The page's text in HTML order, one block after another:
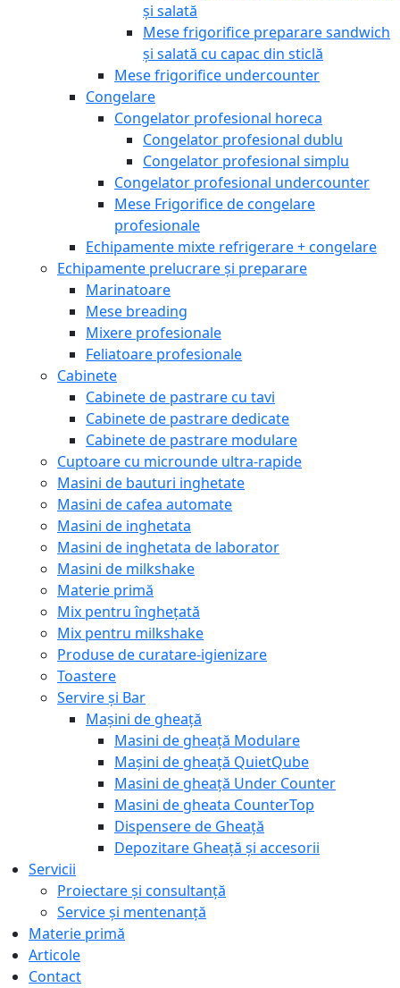
și salată
Mese frigorifice preparare sandwich
și salată cu capac din sticlă
Mese frigorifice undercounter
Congelare
Congelator profesional horeca
Congelator profesional dublu
Congelator profesional simplu
Congelator profesional undercounter
Mese Frigorifice de congelare
profesionale
Echipamente mixte refrigerare + congelare
Echipamente prelucrare și preparare
Marinatoare
Mese breading
Mixere profesionale
Feliatoare profesionale
Cabinete
Cabinete de pastrare cu tavi
Cabinete de pastrare dedicate
Cabinete de pastrare modulare
Cuptoare cu microunde ultra-rapide
Masini de bauturi inghetate
Masini de cafea automate
Masini de inghetata
Masini de inghetata de laborator
Masini de milkshake
Materie primă
Mix pentru înghețată
Mix pentru milkshake
Produse de curatare-igienizare
Toastere
Servire și Bar
Mașini de gheață
Masini de gheață Modulare
Mașini de gheață QuietQube
Masini de gheață Under Counter
Masini de gheata CounterTop
Dispensere de Gheață
Depozitare Gheață și accesorii
Servicii
Proiectare și consultanță
Service și mentenanță
Materie primă
Articole
Contact